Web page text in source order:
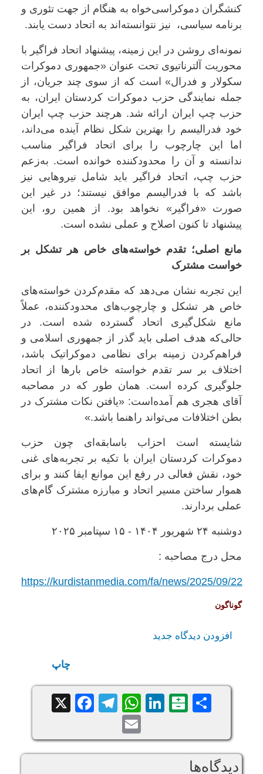
کنشگران دموکراسی‌خواه به هنگام از جهت تئوری و
برنامه سیاسی، نیز نتوانسته‌اند به اتحاد دست یابند.
نمونه‌ای روشن در این زمینه، پیشنهاد اتحاد فراگیر با
محوریت آلترناتیوی تحت عنوان «جمهوری دموکرات
سکولار و فدرال» است که از سوی چند جریان، از
جمله نمایندگی حزب دموکرات کردستان ایران، به
حزب چپ ایران ارائه شد. هرچند حزب چپ ایران
خود فدرالیسم را بهترین شکل نظام آینده می‌داند،
اما این چارچوب را برای اتحاد فراگیر مناسب
ندانسته و آن را محدودکننده خوانده است. به‌زعم
حزب چپ، اتحاد فراگیر باید شامل نیروهایی نیز
باشد که با فدرالیسم موافق نیستند؛ در غیر این
صورت «فراگیر» نخواهد بود. از همین رو، این
پیشنهاد تا کنون اصلاح و عملی نشده است.
مانع اصلی؛ تقدم خواسته‌های خاص هر تشکل بر
خواست مشترک
این تجربه نشان می‌دهد که مقدم‌کردن خواسته‌های
خاص هر تشکل و چارچوب‌های محدودکننده، عملاً
مانع شکل‌گیری اتحاد گسترده شده است. در
حالی‌که هدف اصلی باید گذر از جمهوری اسلامی و
فراهم‌کردن زمینه برای نظامی دموکراتیک باشد،
اختلاف بر سر تقدم خواسته خاص بارها از اتحاد
جلوگیری کرده است. همان طور که در مصاحبه
آقای هجری هم آمده‌است: «یافتن نکات مشترک در
بطن اختلافات می‌تواند راهنما باشد.»
شایسته است احزاب باسابقه‌ای چون حزب
دموکرات کردستان ایران با تکیه بر تجربه‌های غنی
خود، نقش فعالی در رفع این موانع ایفا کنند و برای
هموار ساختن مسیر اتحاد و مبارزه مشترک گام‌های
عملی بردارند.
دوشنبه ۲۴ شهريور ۱۴۰۴ - ۱۵ سپتامبر ۲۰۲۵
محل درج مصاحبه :
https://kurdistanmedia.com/fa/news/2025/09/22
گوناگون
افزودن دیدگاه جدید
چاپ
Share
Balatarin
LinkedIn
WhatsApp
Telegram
Facebook
X
Email
دیدگاه‌ها